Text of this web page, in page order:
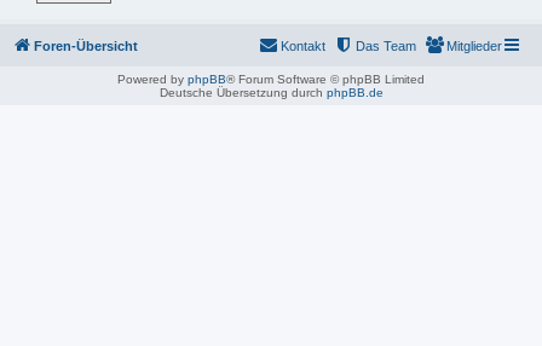
Foren-Übersicht Mitglieder
Das Team
Kontakt
Powered by phpBB® Forum Software © phpBB Limited
Deutsche Übersetzung durch phpBB.de